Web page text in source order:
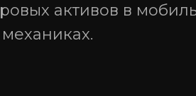
активов в
bitrix@gratio.team